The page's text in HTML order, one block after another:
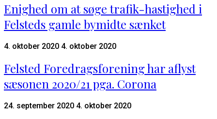
Enighed om at søge trafik-hastighed i
Felsteds gamle bymidte sænket
4. oktober 2020 4. oktober 2020
Felsted Foredragsforening har aflyst
sæsonen 2020/21 pga. Corona
24. september 2020 4. oktober 2020